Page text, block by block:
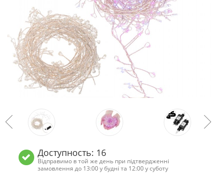
Доступность: 16
Відправимо в той же день при підтвердженні
замовлення до 13:00 у будні та 12:00 у суботу